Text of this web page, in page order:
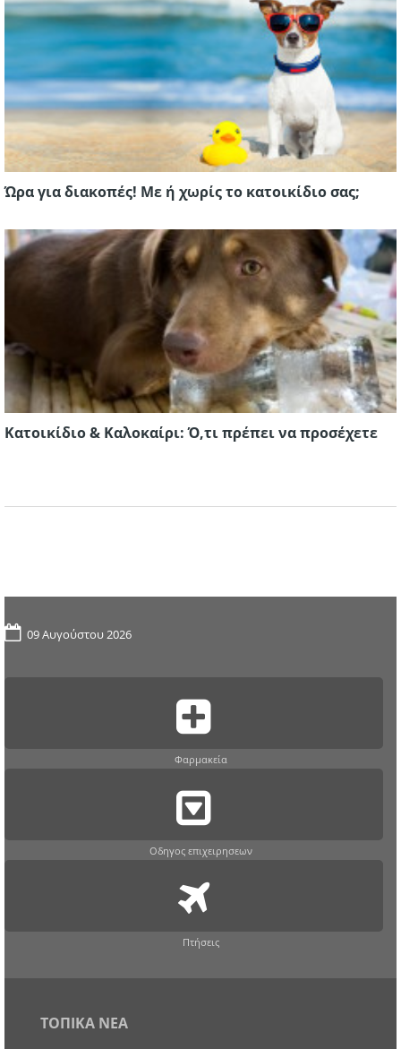
Ώρα για διακοπές! Με ή χωρίς το κατοικίδιο σας;
Κατοικίδιο & Καλοκαίρι: Ό,τι πρέπει να προσέχετε
09 Αυγούστου 2026
Φαρμακεία
Οδηγος επιχειρησεων
Πτήσεις
ΤΟΠΙΚΑ ΝΕΑ